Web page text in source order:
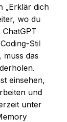
„Erklär dich
wo du
Stil
das
einsehen,
und
unter